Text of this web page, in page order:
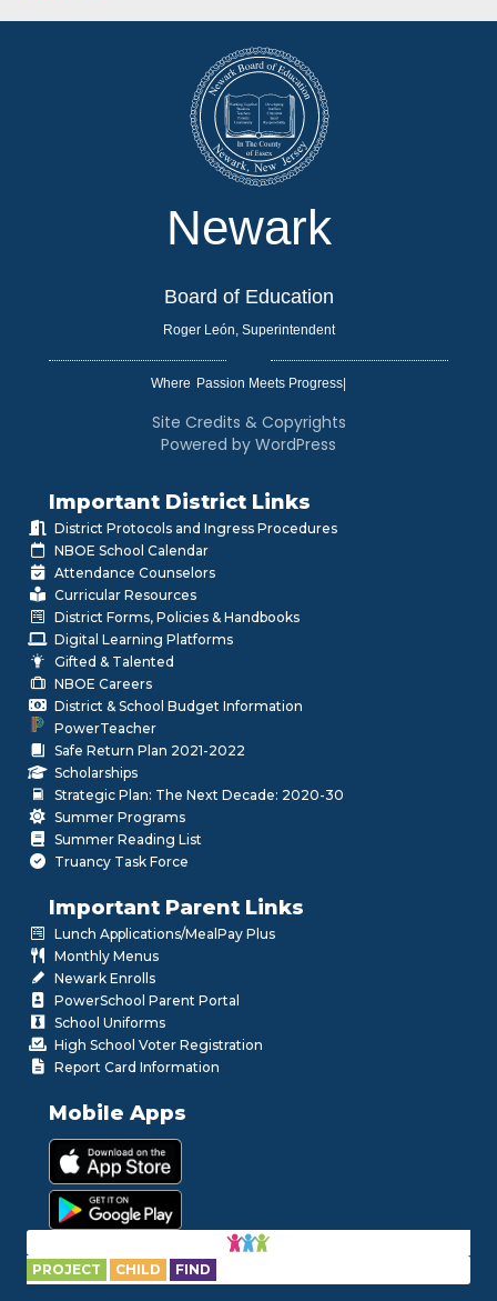
Newark
Board of Education
Roger León, Superintendent
Where
Site Credits & Copyrights
Powered by WordPress
Important District Links
District Protocols and Ingress Procedures
NBOE School Calendar
Attendance Counselors
Curricular Resources
District Forms, Policies & Handbooks
Digital Learning Platforms
Gifted & Talented
NBOE Careers
District & School Budget Information
PowerTeacher
Safe Return Plan 2021-2022
Scholarships
Strategic Plan: The Next Decade: 2020-30
Summer Programs
Summer Reading List
Truancy Task Force
Important Parent Links
Lunch Applications/MealPay Plus
Monthly Menus
Newark Enrolls
PowerSchool Parent Portal
School Uniforms
High School Voter Registration
Report Card Information
Mobile Apps
PROJECT CHILD FIND